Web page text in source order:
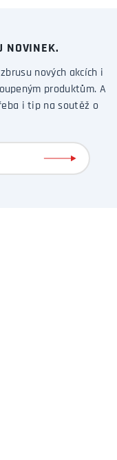
NOVINEK.
nových akcích i
produktům. A
i tip na soutěž o